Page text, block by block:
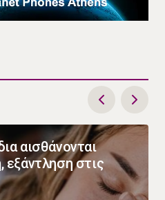
αισθάνονται
στις